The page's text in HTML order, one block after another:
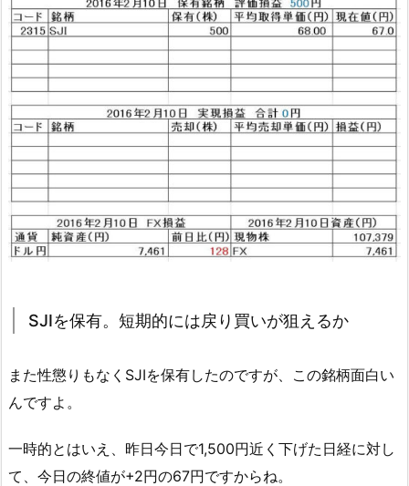
SJIを保有。短期的には戻り買いが狙えるか
また性懲りもなくSJIを保有したのですが、この銘柄面白い
んですよ。
一時的とはいえ、昨日今日で1,500円近く下げた日経に対し
て、今日の終値が+2円の67円ですからね。